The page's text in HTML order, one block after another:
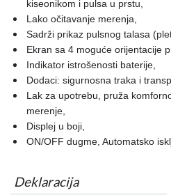
kiseonikom i pulsa u prstu,
Lako očitavanje merenja,
Sadrži prikaz pulsnog talasa
Ekran sa 4 moguće orijentacije
Indikator istrošenosti baterije,
Dodaci: sigurnosna traka i
Lak za upotrebu, pruža
merenje,
Displej u boji,
ON/OFF dugme, Automatsko
Deklaracija